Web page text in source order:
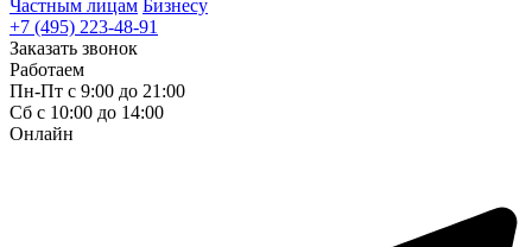
Частным лицам Бизнесу
+7 (495) 223-48-91
Заказать звонок
Работаем
Пн-Пт с 9:00 до 21:00
Сб с 10:00 до 14:00
Онлайн